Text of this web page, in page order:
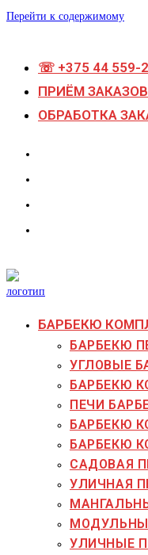
Перейти к содержимому
☏ +375 44 559-
ПРИЁМ
ОБРАБОТКА
БАРБЕКЮ
БАРБЕКЮ
УГЛОВЫЕ
БАРБЕКЮ
ПЕЧИ
БАРБЕКЮ
БАРБЕКЮ
САДОВАЯ
УЛИЧНАЯ
УЛИЧНЫЕ